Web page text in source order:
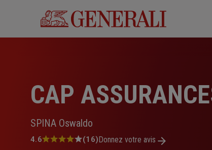
CAP
SPINA Oswaldo
Note
4.6 (16)Donnez votre avis